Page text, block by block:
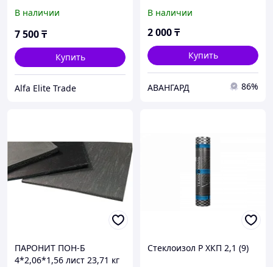
коробки 75000. ГОСТ
52253-2004,
В наличии
7 500₸
Купить
Alfa Elite Trade
В наличии
2 000₸
Купить
АВАНГАРД 86%
ПАРОНИТ ПОН-Б
4*2,06*1,56 лист 23,71 кг
Стеклоизол Р ХКП 2,1 (9)